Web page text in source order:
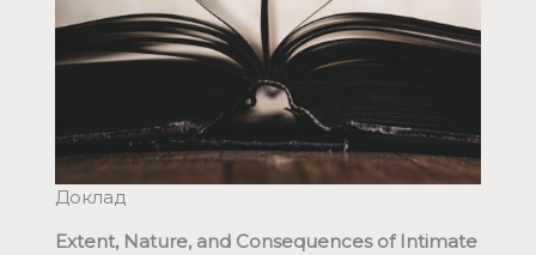
Доклад
Extent, Nature, and Consequences of Intimate